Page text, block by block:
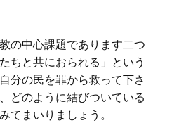
の中心課題であります二つ
ちと共におられる」という
分の民を罪から救って下さ
どのように結びついている
てまいりましょう。